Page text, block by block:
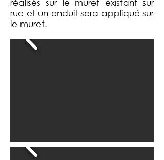
réalisés sur le muret existant sur
rue et un enduit sera appliqué sur
le muret.